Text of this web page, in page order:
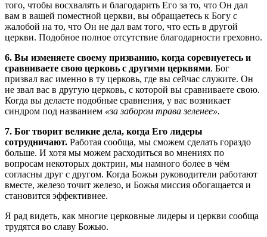
того, чтобы восхвалять и благодарить Его за то, что Он дал
вам в вашей поместной церкви, вы обращаетесь к Богу с
жалобой на то, что Он не дал вам того, что есть в другой
церкви. Подобное полное отсутствие благодарности греховно.
6. Вы изменяете своему призванию, когда соревнуетесь и
сравниваете свою церковь с другими церквями. Бог
призвал вас именно в ту церковь, где вы сейчас служите. Он
не звал вас в другую церковь, с которой вы сравниваете свою.
Когда вы делаете подобные сравнения, у вас возникает
синдром под названием «за забором трава зеленее».
7. Бог творит великие дела, когда Его лидеры
сотрудничают. Работая сообща, мы сможем сделать гораздо
больше. И хотя мы можем расходиться во мнениях по
вопросам некоторых доктрин, мы намного более в чём
согласны друг с другом. Когда Божьи руководители работают
вместе, железо точит железо, и Божья миссия обогащается и
становится эффективнее.
Я рад видеть, как многие церковные лидеры и церкви сообща
трудятся во славу Божью.